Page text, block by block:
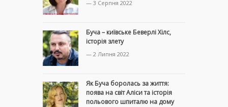
— 3 Серпня 2022
Буча – київське Беверлі Хілс,
історія злету
— 2 Липня 2022
Як Буча боролась за життя:
поява на світ Аліси та історія
польового шпиталю на дому